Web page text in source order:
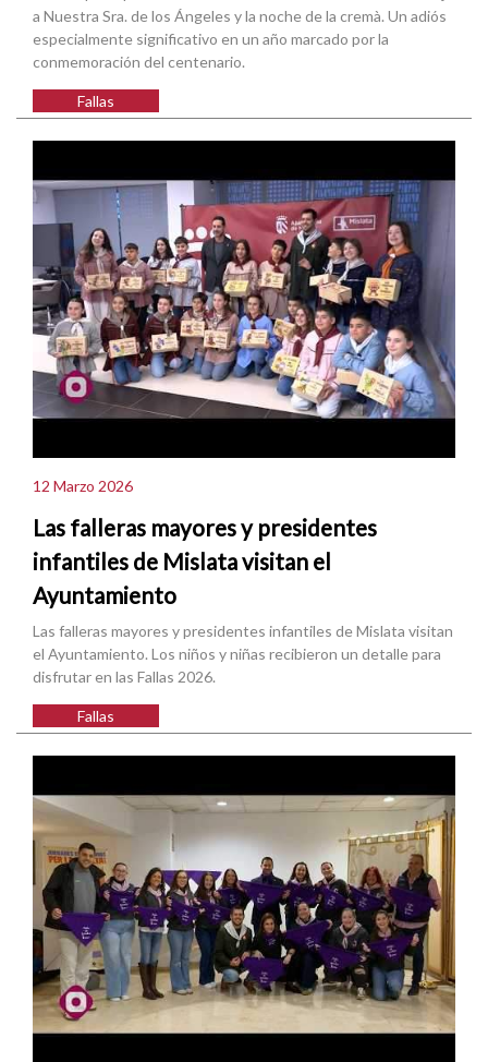
a Nuestra Sra. de los Ángeles y la noche de la cremà. Un adiós
especialmente significativo en un año marcado por la
conmemoración del centenario.
Fallas
12 Marzo 2026
Las falleras mayores y presidentes
infantiles de Mislata visitan el
Ayuntamiento
Las falleras mayores y presidentes infantiles de Mislata visitan
el Ayuntamiento. Los niños y niñas recibieron un detalle para
disfrutar en las Fallas 2026.
Fallas